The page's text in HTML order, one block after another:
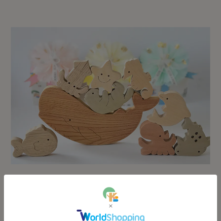
もちゃ”として贈り物にも大人気！対象年齢は3歳
～ですが、出産祝いなど贈り物にも人気の木のお